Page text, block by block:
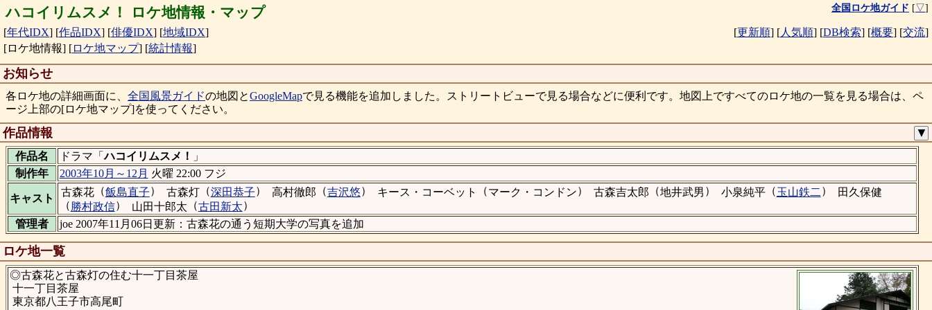
ハコイリムスメ！ ロケ地情報・マップ 全国ロケ地ガイド [▽]
[年代IDX] [作品IDX] [俳優IDX] [地域IDX] [更新順] [人気順] [DB検索] [概要] [交流]
[ロケ地情報] [ロケ地マップ] [統計情報]
お知らせ
各ロケ地の詳細画面に、 全国風景ガイドの地図とGoogleMapで見る機能を追加しました。ストリートビューで見る場合などに便利です。地図上ですべてのロケ地の一覧を見る場合は、ペ
ージ上部の[ロケ地マップ]を使ってください。
作品情報 ▼
作品名 ドラマ「ハコイリムスメ！
」
制作年
2003年10月～12月 火曜 22:00 フジ
キャスト
古森花（飯島直子） 古森灯（深田恭子） 高村徹郎 （吉沢悠） キース・コーベット （マーク・コンドン） 古森吉太郎 （地井武男 ） 小泉純平（玉山鉄二 ）
田久保健
（勝村政信） 山田十郎太 （古田新太）
管理者
joe 2007年11月06日更新：古森花の通う短期大学の写真を追加
ロケ地一覧
◎古森花と古森灯の住む十一丁目茶屋
十一丁目茶屋
東京都八王子市高尾町